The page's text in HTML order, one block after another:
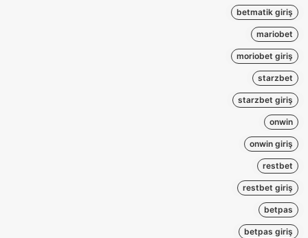
betmatik giriş
mariobet
moriobet giriş
starzbet
starzbet giriş
onwin
onwin giriş
restbet
restbet giriş
betpas
betpas giriş